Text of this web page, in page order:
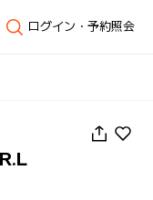
ログイン・予約照会